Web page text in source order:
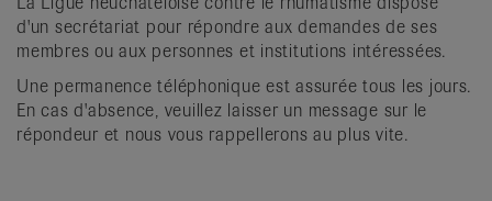
d'un secrétariat pour répondre aux demandes de ses
membres ou aux personnes et institutions intéressées.
Une permanence téléphonique est assurée tous les jours.
En cas d'absence, veuillez laisser un message sur le
répondeur et nous vous rappellerons au plus vite.